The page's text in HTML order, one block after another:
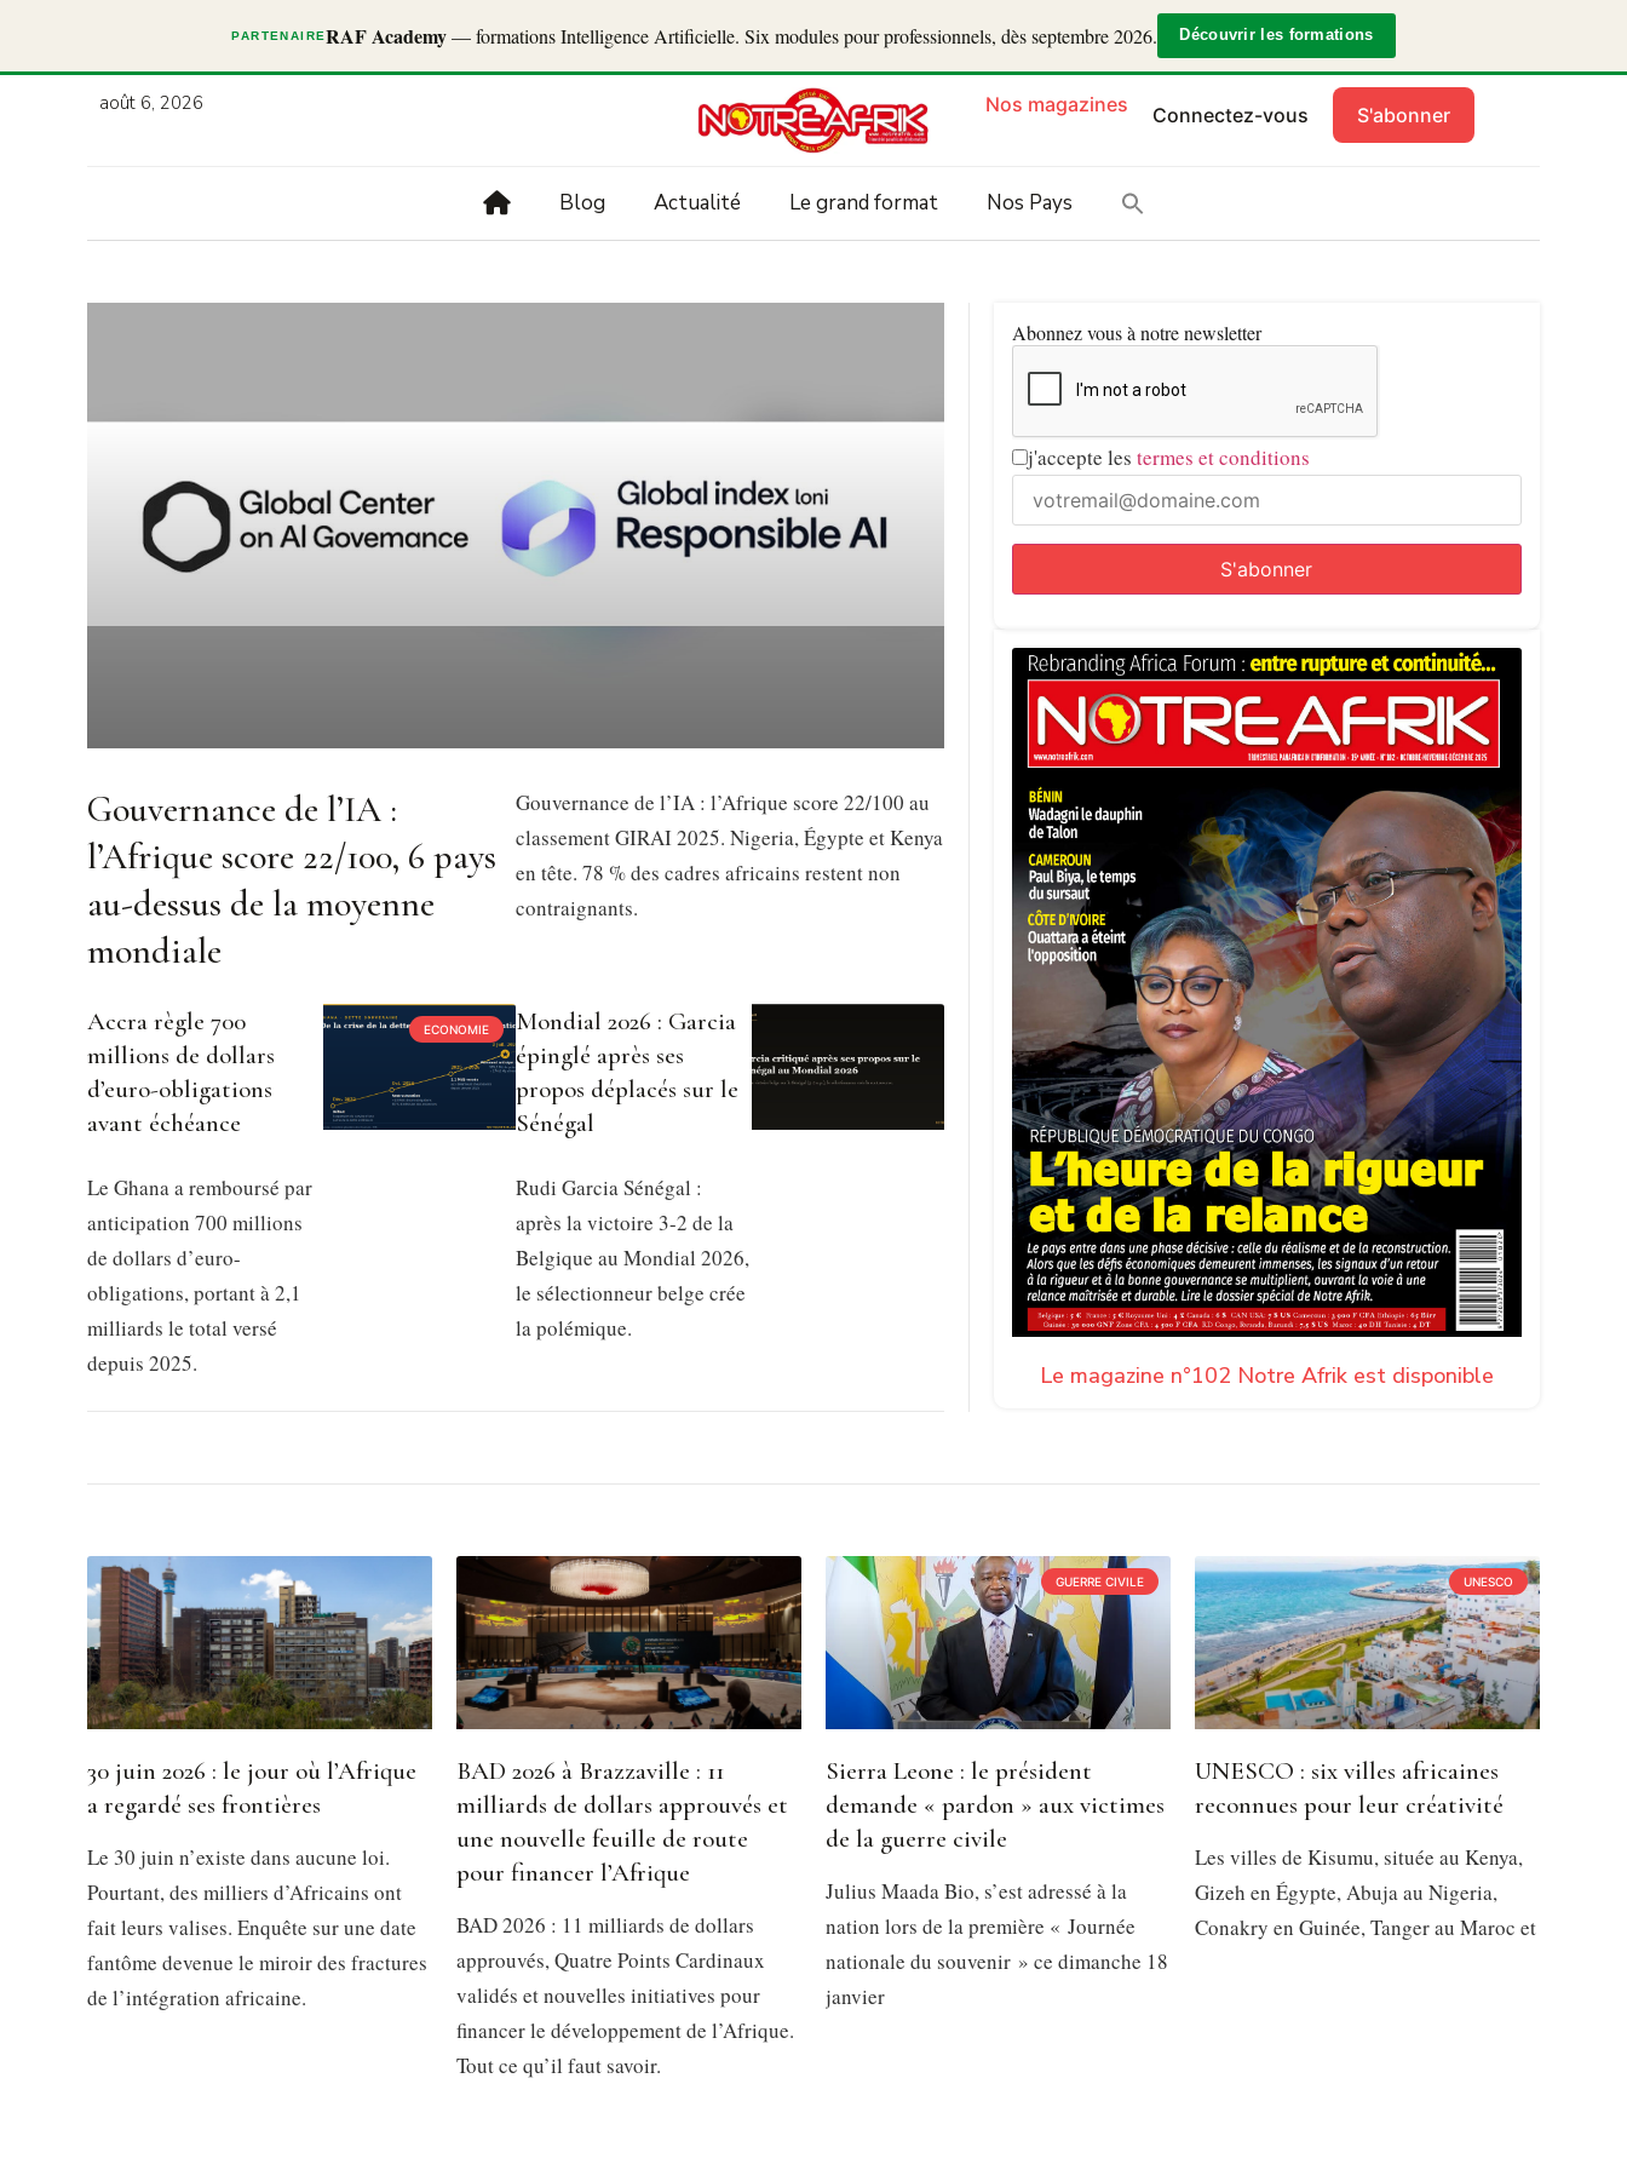
PARTENAIRERAF Academy— formations Intelligence Artificielle. Six modules pour professionnels, dès septembre 2026. Découvrir les formations
août 6, 2026 Nos magazines Connectez-vous S'abonner
Blog Actualité Le grand format Nos Pays
Gouvernance de l’IA :
l’Afrique score 22/100, 6 pays
au-dessus de la moyenne
mondiale
Gouvernance de l’IA : l’Afrique score 22/100 au
classement GIRAI 2025. Nigeria, Égypte et Kenya
en tête. 78 % des cadres africains restent non
contraignants.
ECONOMIE
Accra règle 700
millions de dollars
d’euro-obligations
avant échéance
Le Ghana a remboursé par
anticipation 700 millions
de dollars d’euro-
obligations, portant à 2,1
milliards le total versé
depuis 2025.
Mondial 2026 : Garcia
épinglé après ses
propos déplacés sur le
Sénégal
Rudi Garcia Sénégal :
après la victoire 3-2 de la
Belgique au Mondial 2026,
le sélectionneur belge crée
la polémique.
Abonnez vous à notre newsletter
j'accepte les termes et conditions
Le magazine n°102 Notre Afrik est disponible
30 juin 2026 : le jour où l’Afrique
a regardé ses frontières
Le 30 juin n’existe dans aucune loi.
Pourtant, des milliers d’Africains ont
fait leurs valises. Enquête sur une date
fantôme devenue le miroir des fractures
de l’intégration africaine.
BAD 2026 à Brazzaville : 11
milliards de dollars approuvés et
une nouvelle feuille de route
pour financer l’Afrique
BAD 2026 : 11 milliards de dollars
approuvés, Quatre Points Cardinaux
validés et nouvelles initiatives pour
financer le développement de l’Afrique.
Tout ce qu’il faut savoir.
GUERRE CIVILE
Sierra Leone : le président
demande « pardon » aux victimes
de la guerre civile
Julius Maada Bio, s’est adressé à la
nation lors de la première « Journée
nationale du souvenir » ce dimanche 18
janvier
UNESCO
UNESCO : six villes africaines
reconnues pour leur créativité
Les villes de Kisumu, située au Kenya,
Gizeh en Égypte, Abuja au Nigeria,
Conakry en Guinée, Tanger au Maroc et